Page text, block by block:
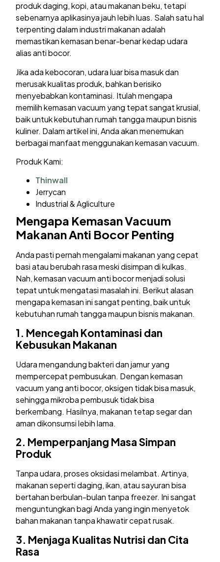
produk daging, kopi, atau makanan beku, tetapi
sebenarnya aplikasinya jauh lebih luas. Salah satu hal
terpenting dalam industri makanan adalah
memastikan kemasan benar-benar kedap udara
alias anti bocor.
Jika ada kebocoran, udara luar bisa masuk dan
merusak kualitas produk, bahkan berisiko
menyebabkan kontaminasi. Itulah mengapa
memilih kemasan vacuum yang tepat sangat krusial,
baik untuk kebutuhan rumah tangga maupun bisnis
kuliner. Dalam artikel ini, Anda akan menemukan
berbagai manfaat menggunakan kemasan vacuum.
Produk Kami:
Thinwall
Jerrycan
Industrial & Agliculture
Mengapa Kemasan Vacuum
Makanan Anti Bocor Penting
Anda pasti pernah mengalami makanan yang cepat
basi atau berubah rasa meski disimpan di kulkas.
Nah, kemasan vacuum anti bocor menjadi solusi
tepat untuk mengatasi masalah ini. Berikut alasan
mengapa kemasan ini sangat penting, baik untuk
kebutuhan rumah tangga maupun bisnis makanan.
1. Mencegah Kontaminasi dan
Kebusukan Makanan
Udara mengandung bakteri dan jamur yang
mempercepat pembusukan. Dengan kemasan
vacuum yang anti bocor, oksigen tidak bisa masuk,
sehingga mikroba pembusuk tidak bisa
berkembang. Hasilnya, makanan tetap segar dan
aman dikonsumsi lebih lama.
2. Memperpanjang Masa Simpan
Produk
Tanpa udara, proses oksidasi melambat. Artinya,
makanan seperti daging, ikan, atau sayuran bisa
bertahan berbulan-bulan tanpa freezer. Ini sangat
menguntungkan bagi Anda yang ingin menyetok
bahan makanan tanpa khawatir cepat rusak.
3. Menjaga Kualitas Nutrisi dan Cita
Rasa